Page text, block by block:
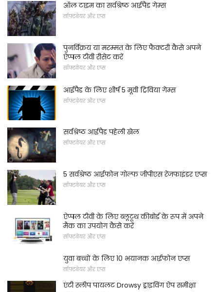
ऑल टाइम का सर्वश्रेष्ठ आईपैड गेम्स
सॉफ्टवेयर और एप्स
पुनर्विक्रय या मरम्मत के लिए फैक्टरी कैसे अपने
ऐप्पल टीवी रीसेट करें
सॉफ्टवेयर और एप्स
आईपैड के लिए शीर्ष 5 मूवी ट्रिविया गेम्स
सॉफ्टवेयर और एप्स
सर्वश्रेष्ठ आईपैड पहेली खेल
सॉफ्टवेयर और एप्स
5 सर्वश्रेष्ठ आईफोन गोल्फ जीपीएस रेंजफाइंडर एप्स
सॉफ्टवेयर और एप्स
ऐप्पल टीवी के लिए ब्लूटूथ कीबोर्ड के रूप में अपने
मैक का उपयोग कैसे करें
सॉफ्टवेयर और एप्स
युवा बच्चों के लिए 10 भयानक आईफोन एप्स
सॉफ्टवेयर और एप्स
एंटी स्लीप पायलट Drowsy ड्राइविंग ऐप समीक्षा